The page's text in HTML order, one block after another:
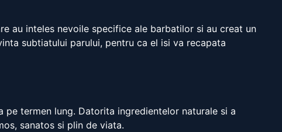
au inteles nevoile specifice ale barbatilor si au creat un
subtiatului parului, pentru ca el isi va recapata
termen lung. Datorita ingredientelor naturale si a
sanatos si plin de viata.